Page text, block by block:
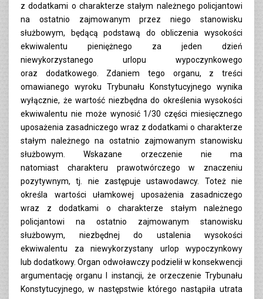
z dodatkami o charakterze stałym należnego policjantowi
na ostatnio zajmowanym przez niego stanowisku
służbowym, będącą podstawą do obliczenia wysokości
ekwiwalentu pieniężnego za jeden dzień
niewykorzystanego urlopu wypoczynkowego
oraz dodatkowego. Zdaniem tego organu, z treści
omawianego wyroku Trybunału Konstytucyjnego wynika
wyłącznie, że wartość niezbędna do określenia wysokości
ekwiwalentu nie może wynosić 1/30 części miesięcznego
uposażenia zasadniczego wraz z dodatkami o charakterze
stałym należnego na ostatnio zajmowanym stanowisku
służbowym. Wskazane orzeczenie nie ma
natomiast charakteru prawotwórczego w znaczeniu
pozytywnym, tj. nie zastępuje ustawodawcy. Toteż nie
określa wartości ułamkowej uposażenia zasadniczego
wraz z dodatkami o charakterze stałym należnego
policjantowi na ostatnio zajmowanym stanowisku
służbowym, niezbędnej do ustalenia wysokości
ekwiwalentu za niewykorzystany urlop wypoczynkowy
lub dodatkowy. Organ odwoławczy podzielił w konsekwencji
argumentację organu I instancji, że orzeczenie Trybunału
Konstytucyjnego, w następstwie którego nastąpiła utrata